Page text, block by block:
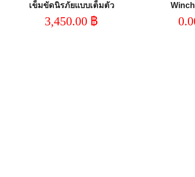
เข็มขัดนิรภัยแบบเต็มตัว
3,450.00 ฿